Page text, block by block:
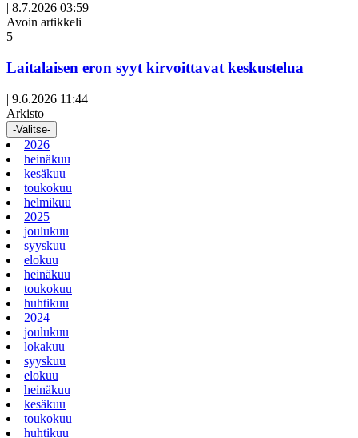
| 8.7.2026 03:59
Avoin artikkeli
5
Laitalaisen eron syyt kirvoittavat keskustelua
| 9.6.2026 11:44
Arkisto
-Valitse-
2026
heinäkuu
kesäkuu
toukokuu
helmikuu
2025
joulukuu
syyskuu
elokuu
heinäkuu
toukokuu
huhtikuu
2024
joulukuu
lokakuu
syyskuu
elokuu
heinäkuu
kesäkuu
toukokuu
huhtikuu